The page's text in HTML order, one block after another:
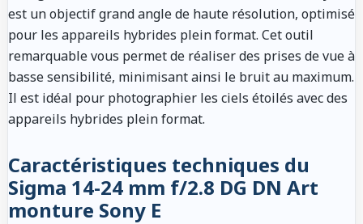
est un objectif grand angle de haute résolution, optimisé
pour les appareils hybrides plein format. Cet outil
remarquable vous permet de réaliser des prises de vue à
basse sensibilité, minimisant ainsi le bruit au maximum.
Il est idéal pour photographier les ciels étoilés avec des
appareils hybrides plein format.
Caractéristiques techniques du
Sigma 14-24 mm f/2.8 DG DN Art
monture Sony E